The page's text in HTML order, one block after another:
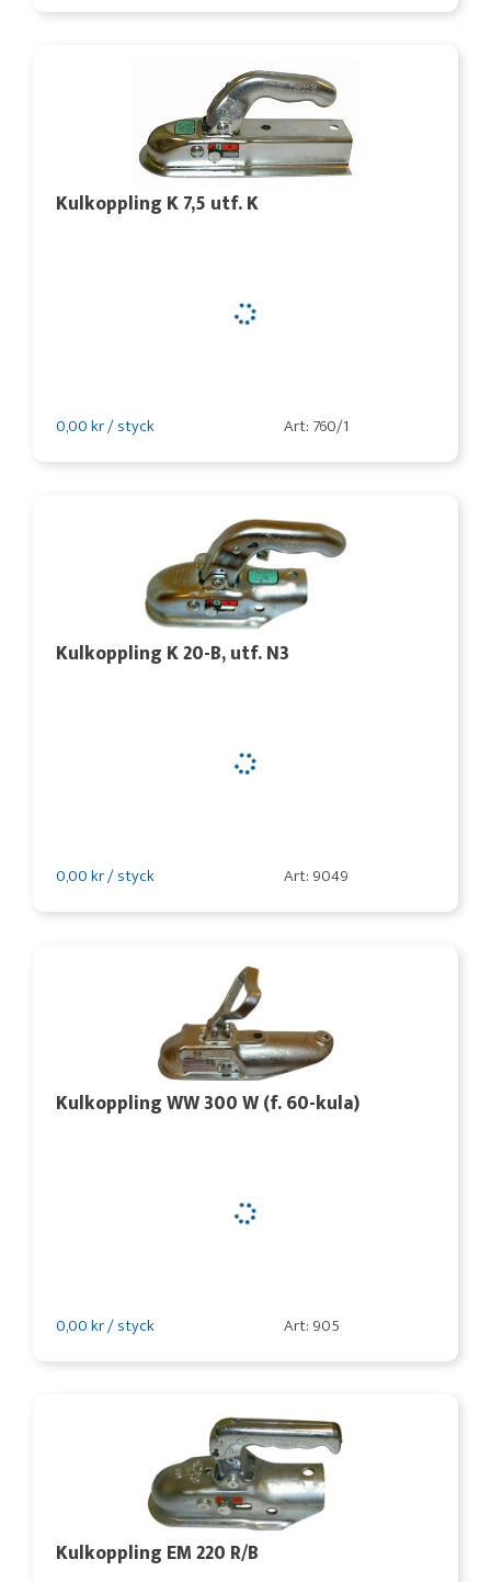
Kulkoppling K 7,5 utf. K
0,00 kr / styck Art: 760/1
Kulkoppling K 20-B, utf. N3
0,00 kr / styck Art: 9049
Kulkoppling WW 300 W (f. 60-kula)
0,00 kr / styck Art: 905
Kulkoppling EM 220 R/B